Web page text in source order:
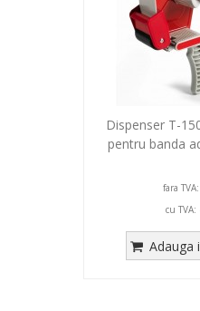
Dispenser T-
pentru banda
fara TVA:
cu TVA:
Adauga